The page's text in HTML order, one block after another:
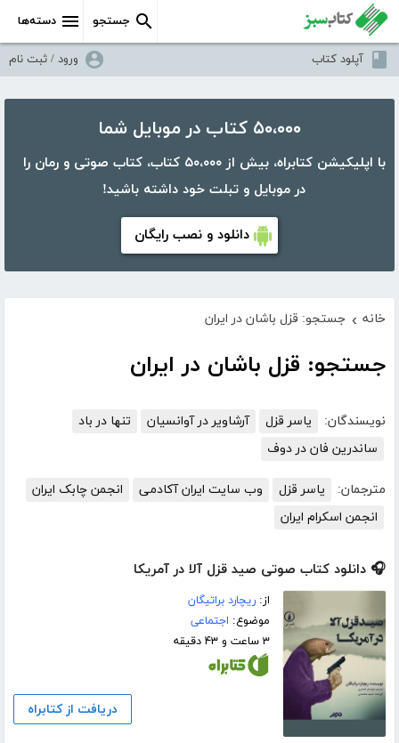
دسته‌ها جستجو
آپلود کتاب ورود / ثبت نام
۵۰،۰۰۰ کتاب در موبایل شما
با اپلیکیشن کتابراه، بیش از ۵۰،۰۰۰ کتاب، کتاب صوتی و رمان را
در موبایل و تبلت خود داشته باشید!
دانلود و نصب رایگان
خانه › جستجو: قزل باشان در ایران
جستجو: قزل باشان در ایران
نویسندگان: یاسر قزل آرشاویر در آوانسیان
تنها در باد
ساندرین فان در دوف
مترجمان: یاسر قزل وب سایت ایران آکادمی
انجمن چابک ایران
انجمن اسکرام ایران
🎧 دانلود کتاب صوتی صید قزل آلا در آمریکا
از:ریچارد براتیگان
موضوع: اجتماعی
۳ ساعت و ۴۳ دقیقه
دریافت از کتابراه